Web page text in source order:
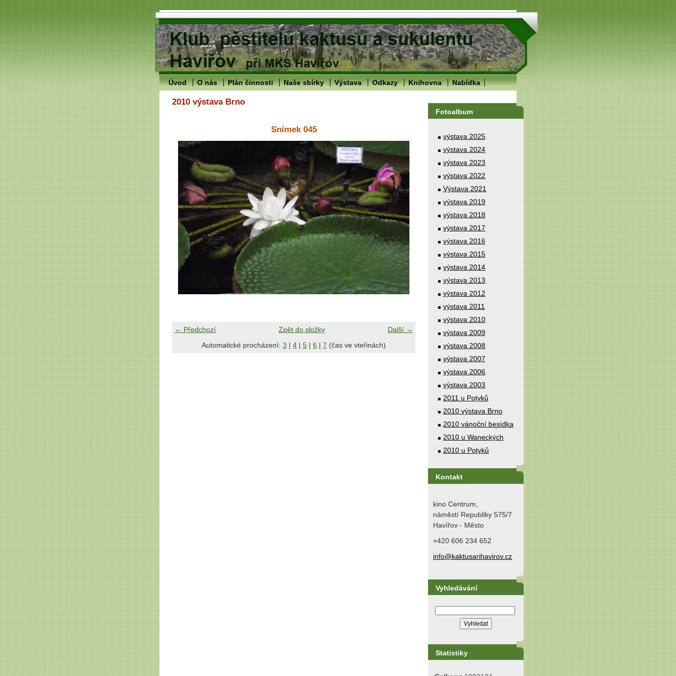
Úvod O nás Plán činnosti Naše sbírky Výstava Odkazy Knihovna Nabídka
2010 výstava Brno
Snímek 045
← Předchozí Další →
Zpět do složky
Automatické procházení: 3 | 4 | 5 | 6 | 7 (čas ve vteřinách)
Fotoalbum
výstava 2025
výstava 2024
výstava 2023
výstava 2022
Výstava 2021
výstava 2019
výstava 2018
výstava 2017
výstava 2016
výstava 2015
výstava 2014
výstava 2013
výstava 2012
výstava 2011
výstava 2010
výstava 2009
výstava 2008
výstava 2007
výstava 2006
výstava 2003
2011 u Potyků
2010 výstava Brno
2010 vánoční besídka
2010 u Waneckých
2010 u Potyků
Kontakt
kino Centrum,
náměstí Republiky 575/7
Havířov - Město
+420 606 234 652
info@kaktusarihavirov.cz
Vyhledávání
Statistiky